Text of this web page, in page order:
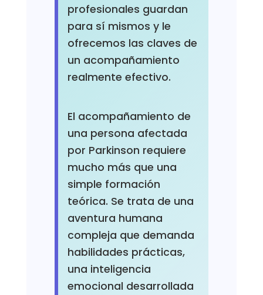
profesionales guardan
para sí mismos y le
ofrecemos las claves de
un acompañamiento
realmente efectivo.
El acompañamiento de
una persona afectada
por Parkinson requiere
mucho más que una
simple formación
teórica. Se trata de una
aventura humana
compleja que demanda
habilidades prácticas,
una inteligencia
emocional desarrollada